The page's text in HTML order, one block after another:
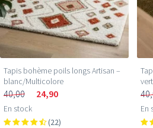
Tapis bohème poils longs Artisan –
blanc/Multicolore
40,00 24,90
En stock
(22)
En